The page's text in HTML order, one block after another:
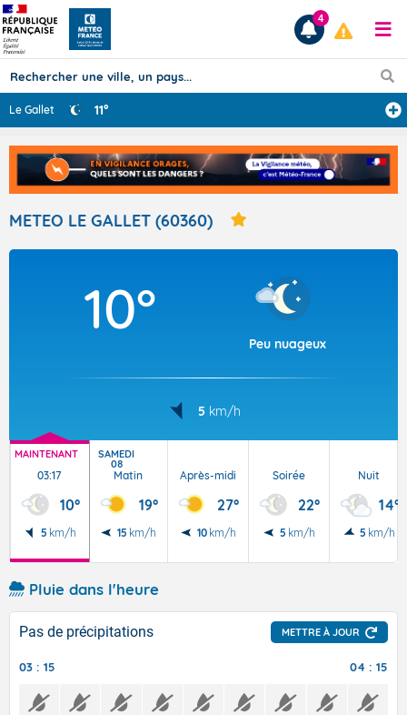
Prévisions
TOUS LES RÉSULTATS
Articles
4
Le Gallet 11°
METEO LE GALLET (60360)
10°
Peu nuageux
5 km/h
MAINTENANT
03:17
10°
5 km/h
SAMEDI
08
Matin
19°
15 km/h
Après-midi
27°
10 km/h
Soirée
22°
5 km/h
Nuit
14°
5 km/h
Pluie dans l'heure
Pas de précipitations METTRE À JOUR
03 : 15 04 : 15